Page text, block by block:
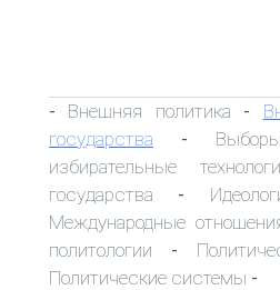
- Внешняя политика -
государства - Выборы
избирательные
государства -
Международные
политологии -
Политические системы -